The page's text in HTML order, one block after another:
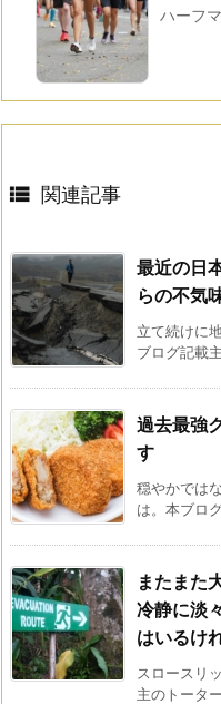
ハーフ
 関連記事
最近の日
らの不気
立て続けに
ブログ記載
過去最強
す
穏やかでは
は。本ブロ
またまた
冷静に淡
はいるけ
スロースリ
主のトータ